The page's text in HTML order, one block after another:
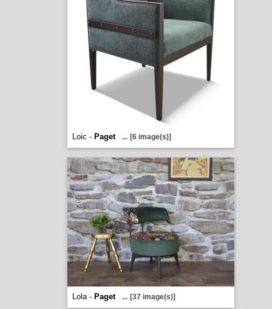
Loic - Paget ... [6 image(s)]
Lola - Paget ... [37 image(s)]